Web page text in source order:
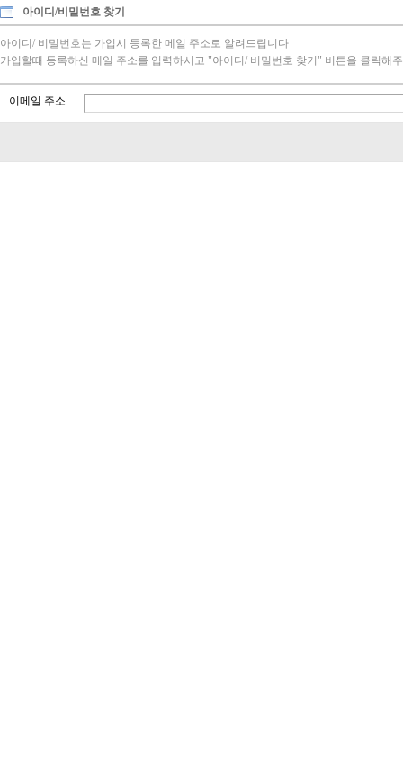
아이디/비밀번호 찾기
아이디/ 비밀번호는 가입시 등록한 메일 주소로 알려드립니다
가입할때 등록하신 메일 주소를 입력하시고 "아이디/ 비밀번호 찾기" 버튼을 클릭해
이메일 주소